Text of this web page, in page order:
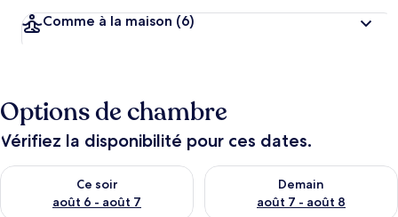
Comme à la maison (6)
Options de chambre
Vérifiez la disponibilité pour ces dates.
Ce soir
août 6 - août 7
Vérifier la disponibilité pour ce soir août 6 - août 7
Demain
août 7 - août 8
Vérifier la disponibilité pour